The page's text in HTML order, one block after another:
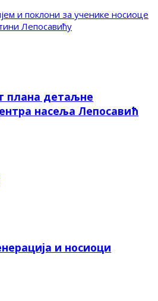
и поклони за ученике носиоце
Лепосавићу
плана детаљне
насеља Лепосавић
и носиоци